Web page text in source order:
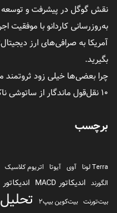
نقش گوگل در پیشرفت و
به‌روزرسانی کاردانو با موفقیت
آمریکا به صرافی‌های ارز
بگیرید.
چرا بعضی‌ها خیلی زود ثروتمند
۱۰ نقل‌قول ماندگار از ساتوشی ناکاموتو
برچسب
Terra لونا آوی آیوتا اتریوم کلاسیک
الگورند اندیکاتور MACD اندیکاتور RSI
بیت‌تورنت بیت‌کوین بیپ2